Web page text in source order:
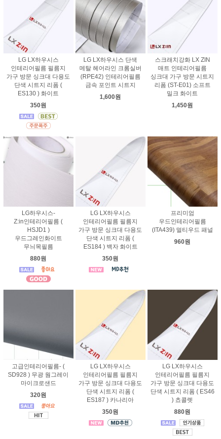
LG LX하우시스
인테리어필름 필름지
가구 방문 싱크대 다용도
단색 시트지 리폼 (
ES130 ) 화이트
350원
LG LX하우시스 단색
메탈 헤어라인 크롬실버
(RPE42) 인테리어필름
금속 포인트 시트지
1,600원
스크래치강화 LX ZIN
매트 인테리어필름
싱크대 가구 방문 시트지
리폼 (ST-E01) 소프트
밀크 화이트
1,450원
LG하우시스-
Z:in인테리어필름 (
HSJD1 )
우드그레인화이트
무늬목필름
880원
LG LX하우시스
인테리어필름 필름지
가구 방문 싱크대 다용도
단색 시트지 리폼 (
ES184 ) 백자 화이트
350원
프리미엄
우드인테리어필름
(ITA439) 멀티우드 패널
960원
고급인테리어필름- (
SD928 ) 무광 웜그레이
마이크로샌드
320원
LG LX하우시스
인테리어필름 필름지
가구 방문 싱크대 다용도
단색 시트지 리폼 (
ES187 ) 카나리아
350원
LG LX하우시스
인테리어필름 필름지
가구 방문 싱크대 다용도
단색 시트지 리폼 ( ES46
) 쵸콜렛
880원